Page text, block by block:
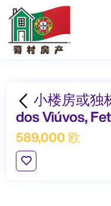
小楼房或独
dos Viúvos,
589,000 欧